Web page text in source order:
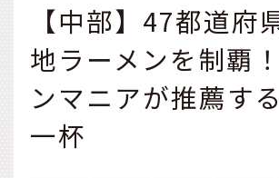
【中部】47都道府
地ラーメンを制覇
ンマニアが推薦す
一杯